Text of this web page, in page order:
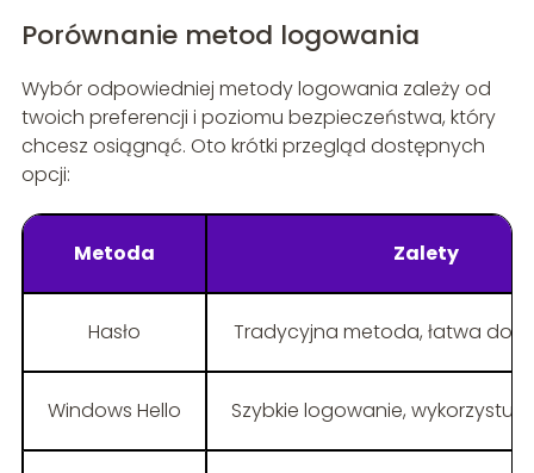
Porównanie metod logowania
Wybór odpowiedniej metody logowania zależy od
twoich preferencji i poziomu bezpieczeństwa, który
chcesz osiągnąć. Oto krótki przegląd dostępnych
opcji:
Metoda Zalety
Hasło Tradycyjna metoda, łatwa do
Windows Hello Szybkie logowanie,